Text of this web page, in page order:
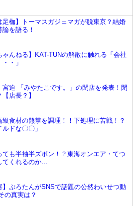
足枷】トーマスガジェマガが脱東京？結婚
を語る！
ゃんねる】KAT-TUNの解散に触れる「会社
・」
宮迫 「みやたこです。」の閉店を発表！閉
店長？】
級食材の熊掌を調理！！下処理に苦戦！？
ドな〇〇」
ても半袖半ズボン！？東海オンエア・てつ
てくれるのか…
】ぷろたんがSNSで話題の公然わいせつ動
の真実は？